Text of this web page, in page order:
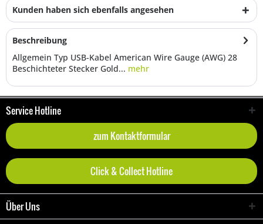
Kunden haben sich ebenfalls angesehen
Beschreibung
Allgemein Typ USB-Kabel American Wire Gauge (AWG) 28
Beschichteter Stecker Gold... mehr
Service Hotline
zum Kontaktformular
Click & Collect Hotline
Über Uns